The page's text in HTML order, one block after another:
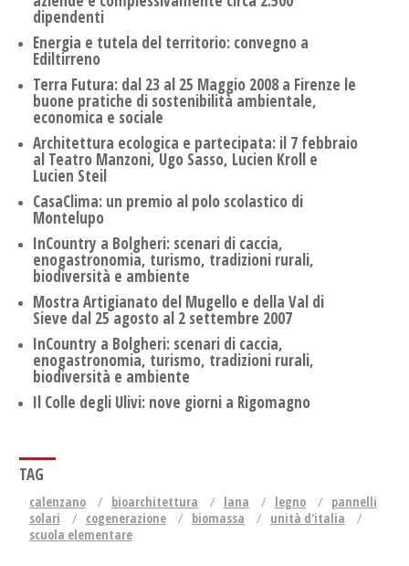
dipendenti
Energia e tutela del territorio: convegno a
Ediltirreno
Terra Futura: dal 23 al 25 Maggio 2008 a Firenze le
buone pratiche di sostenibilità ambientale,
economica e sociale
Architettura ecologica e partecipata: il 7 febbraio
al Teatro Manzoni, Ugo Sasso, Lucien Kroll e
Lucien Steil
CasaClima: un premio al polo scolastico di
Montelupo
InCountry a Bolgheri: scenari di caccia,
enogastronomia, turismo, tradizioni rurali,
biodiversità e ambiente
Mostra Artigianato del Mugello e della Val di
Sieve dal 25 agosto al 2 settembre 2007
InCountry a Bolgheri: scenari di caccia,
enogastronomia, turismo, tradizioni rurali,
biodiversità e ambiente
Il Colle degli Ulivi: nove giorni a Rigomagno
TAG
calenzano bioarchitettura lana legno
pannelli
solari
cogenerazione biomassa
unità d'italia
scuola elementare